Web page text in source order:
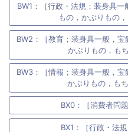
BW1：［行政・法規；装身具
もの，かぶりもの
BW2：［教育；装身具一般，
かぶりもの，も
BW3：［情報；装身具一般，
かぶりもの，も
BX0：［消費者問
BX1：［行政・法